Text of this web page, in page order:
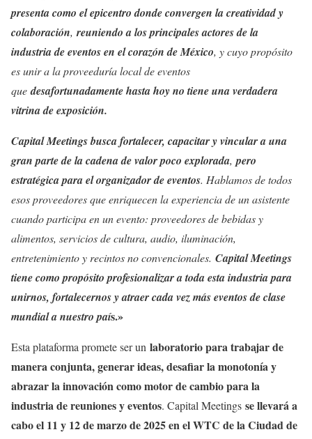
presenta como el epicentro donde convergen la creatividad y
colaboración, reuniendo a los principales actores de la
industria de eventos en el corazón de México, y cuyo propósito
es unir a la proveeduría local de eventos
quedesafortunadamente hasta hoy no tiene una verdadera
vitrina de exposición.
Capital Meetings busca fortalecer, capacitar y vincular a una
gran parte de la cadena de valor poco explorada,pero
estratégica para el organizador de eventos. Hablamos de todos
esos proveedores que enriquecen la experiencia de un asistente
cuando participa en un evento: proveedores de bebidas y
alimentos, servicios de cultura, audio, iluminación,
entretenimiento y recintos no convencionales. Capital Meetings
tiene como propósito profesionalizar a toda esta industria para
unirnos, fortalecernos y atraer cada vez más eventos de clase
mundial a nuestro país.»
Esta plataforma promete ser un laboratorio para trabajar de
manera conjunta, generar ideas, desafiar la monotonía y
abrazar la innovación como motor de cambio para la
industria de reuniones y eventos. Capital Meetings se llevará a
cabo el 11 y 12 de marzo de 2025 en el WTC de la Ciudad de